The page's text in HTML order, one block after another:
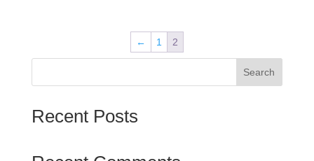
← 1 2
Search
Recent Posts